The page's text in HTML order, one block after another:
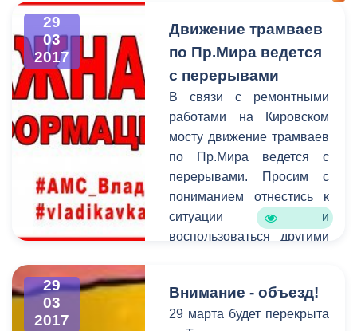
29
03
2017
Движение трамваев
по Пр.Мира ведется
с перерывами
В связи с ремонтными
работами на Кировском
мосту движение трамваев
по Пр.Мира ведется с
перерывами. Просим с
пониманием отнестись к
ситуации и
воспользоваться другими
29
03
2017
Внимание - объезд!
29 марта будет перекрыта